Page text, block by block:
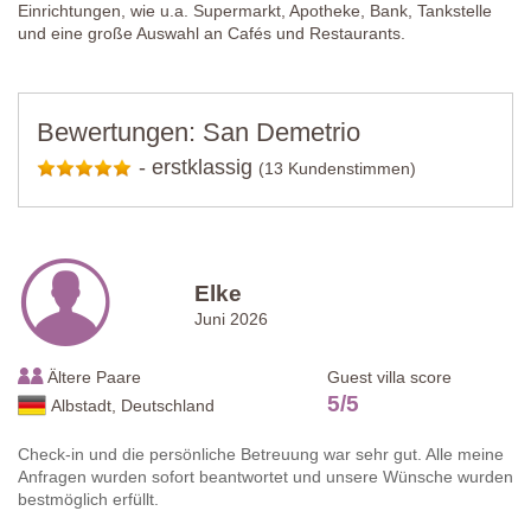
Einrichtungen, wie u.a. Supermarkt, Apotheke, Bank, Tankstelle
und eine große Auswahl an Cafés und Restaurants.
Bewertungen: San Demetrio
- erstklassig (13 Kundenstimmen)
Elke
Juni 2026
Ältere Paare
Albstadt, Deutschland
Guest villa score
5/5
Check-in und die persönliche Betreuung war sehr gut. Alle meine
Anfragen wurden sofort beantwortet und unsere Wünsche wurden
bestmöglich erfüllt.